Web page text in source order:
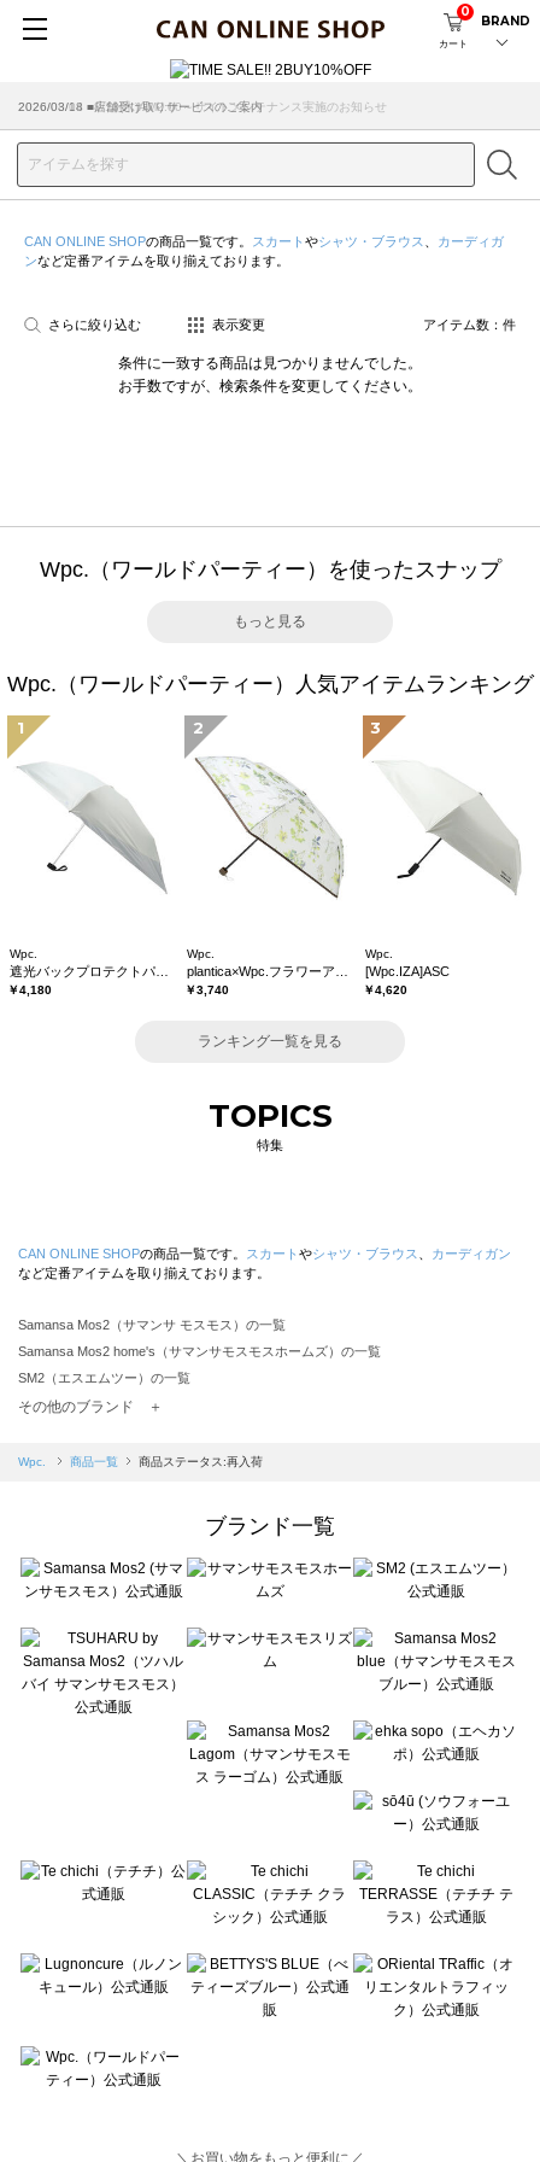
カート
0
BRAND
2026/08/04 ■8/13(木)AM2:00～サイトメンテナンス実施のお知らせ
2026/03/18 ■店舗受け取りサービスのご案内
CAN ONLINE SHOPの商品一覧です。 スカート やシャツ・ブラウス
カーディガ
ンなど定番アイテムを取り揃えております。
さらに絞り込む 表示変更 アイテム数： 件
条件に一致する商品は見つかりませんでした。
お手数ですが、検索条件を変更してください。
Wpc.（ワールドパーティー）を使ったスナップ
もっと見る
Wpc.（ワールドパーティー）人気アイテムランキング
1
Wpc.
￥4,180
2
Wpc.
￥3,740
3
Wpc.
[Wpc.IZA]ASC
￥4,620
ランキング一覧を見る
TOPICS
特集
CAN ONLINE SHOPの商品一覧です。 スカート やシャツ・ブラウス
カーディガン
など定番アイテムを取り揃えております。
Samansa Mos2（サマンサ モスモス）の一覧
Samansa Mos2 home's（サマンサモスモスホームズ）の一覧
SM2（エスエムツー）の一覧
TSUHARU by Samansa Mos2（ツハルバイサマンサモスモス）の一覧
Samansa Mos2 blue（サマンサモスモス ブルー）の一覧
Te chichi（テチチ）の一覧
Te chichi CLASSIC（テチチ クラシック）の一覧
Lugnoncure（ルノンキュール）の一覧
BETTY'S BLUE（べティーズブルー）の一覧
Wpc.（ワールドパーティー）の一覧
その他のブランド ＋
Wpc. 商品一覧 商品ステータス:再入荷
ブランド一覧
＼お買い物をもっと便利に／